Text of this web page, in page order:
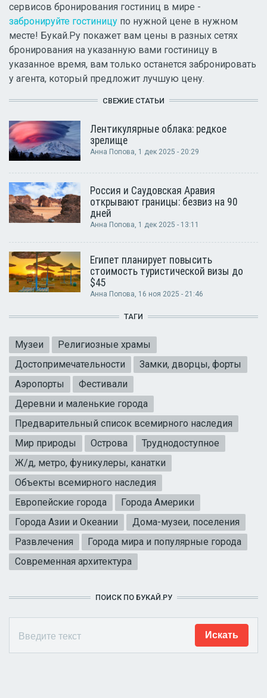
сервисов бронирования гостиниц в мире -
забронируйте гостиницу по нужной цене в нужном
месте! Букай.Ру покажет вам цены в разных сетях
бронирования на указанную вами гостиницу в
указанное время, вам только останется забронировать
у агента, который предложит лучшую цену.
СВЕЖИЕ СТАТЬИ
Лентикулярные облака: редкое
зрелище
Анна Попова , 1 дек 2025 - 20:29
Россия и Саудовская Аравия
открывают границы: безвиз на 90
дней
Анна Попова, 1 дек 2025 - 13:11
Египет планирует повысить
стоимость туристической визы до
$45
Анна Попова, 16 ноя 2025 - 21:46
ТАГИ
Музеи
Религиозные храмы
Достопримечательности
Замки, дворцы, форты
Аэропорты
Фестивали
Деревни и маленькие города
Предварительный список всемирного наследия
Мир природы
Острова
Труднодоступное
Ж/д, метро, фуникулеры, канатки
Объекты всемирного наследия
Европейские города
Города Америки
Города Азии и Океании
Дома-музеи, поселения
Развлечения
Города мира и популярные города
Современная архитектура
ПОИСК ПО БУКАЙ.РУ